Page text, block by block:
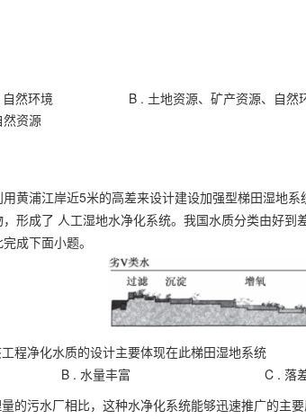
然环境 B . 土地资源、矿产资源、自然
资源
用黄浦江岸近5米的高差来设计建设加强型梯田湿地
形成了 人工湿地水净化系统。我国水质分类由好
成下面小题。
工程净化水质的设计主要体现在此梯田湿地系统
B . 水量丰富 C . 落
量的污水厂相比，这种水净化系统能够迅速推广的主